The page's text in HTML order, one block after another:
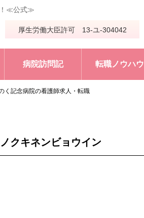
！≪公式≫
厚生労働大臣許可 13-ユ-304042
病院訪問記 転職ノウハウ
く記念病院の看護師求人・転職
クキネンビョウイン